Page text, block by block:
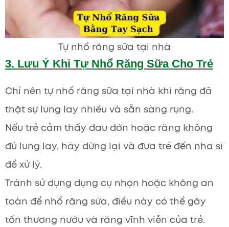
Tự nhổ răng sữa tại nhà
3. Lưu Ý Khi Tự Nhổ Răng Sữa Cho Trẻ
Chỉ nên tự nhổ răng sữa tại nhà khi răng đã
thật sự lung lay nhiều và sẵn sàng rụng.
Nếu trẻ cảm thấy đau đớn hoặc răng không
đủ lung lay, hãy dừng lại và đưa trẻ đến nha sĩ
để xử lý.
Tránh sử dụng dụng cụ nhọn hoặc không an
toàn để nhổ răng sữa, điều này có thể gây
tổn thương nướu và răng vĩnh viễn của trẻ.